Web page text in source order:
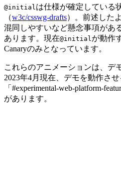
@initial は仕様が確定している
（w3c/csswg-drafts）。前述した
混同しやすいなど懸念事項があ
あります。現在@initial が動作
Canaryのみとなっています。
これらのアニメーションは、デ
2023年4月現在、デモを動作させ
「#experimental-web-platform-
があります。